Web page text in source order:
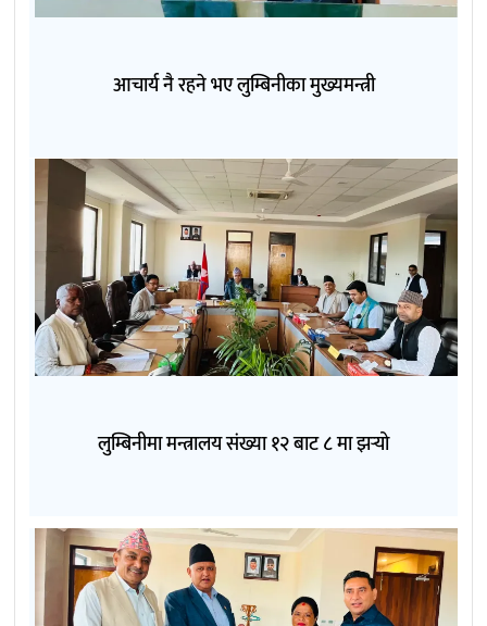
आचार्य नै रहने भए लुम्बिनीका मुख्यमन्त्री
लुम्बिनीमा मन्त्रालय संख्या १२ बाट ८ मा झर्‍यो